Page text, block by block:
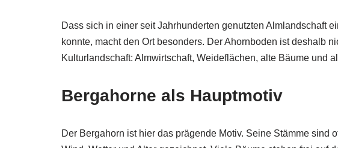
Dass sich in einer seit Jahrhunderten genutzten Almlandschaft
konnte, macht den Ort besonders. Der Ahornboden ist deshalb
Kulturlandschaft: Almwirtschaft, Weideflächen, alte Bäume und
Bergahorne als Hauptmotiv
Der Bergahorn ist hier das prägende Motiv. Seine Stämme sind